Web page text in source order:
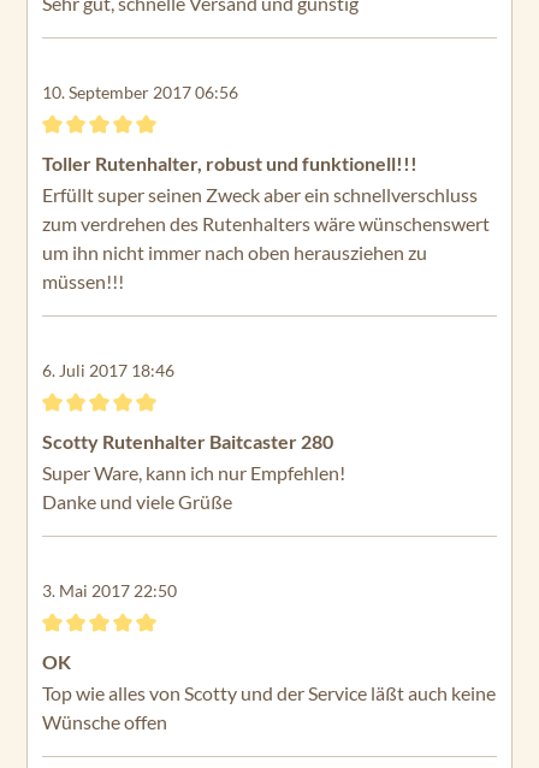
10. September 2017 06:56
Bewertung mit 5 von 5 Sternen
Toller Rutenhalter, robust und funktionell!!!
Erfüllt super seinen Zweck aber ein schnellverschluss
zum verdrehen des Rutenhalters wäre wünschenswert
um ihn nicht immer nach oben herausziehen zu
müssen!!!
6. Juli 2017 18:46
Bewertung mit 5 von 5 Sternen
Scotty Rutenhalter Baitcaster 280
Super Ware, kann ich nur Empfehlen!
Danke und viele Grüße
3. Mai 2017 22:50
Bewertung mit 5 von 5 Sternen
OK
Top wie alles von Scotty und der Service läßt auch keine
Wünsche offen